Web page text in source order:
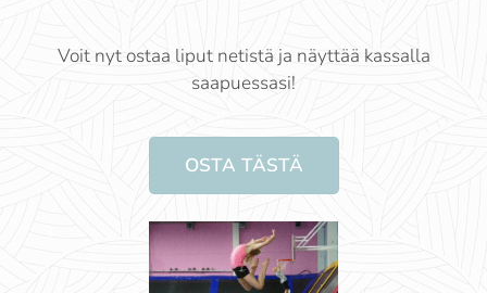
Voit nyt ostaa liput netistä ja näyttää kassalla
saapuessasi!
OSTA TÄSTÄ